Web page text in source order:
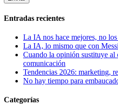
Entradas recientes
La IA nos hace mejores, no
La IA, lo mismo que con
Cuando la opinión sustituye
comunicación
Tendencias 2026: marketing,
No hay tiempo para
Categorías